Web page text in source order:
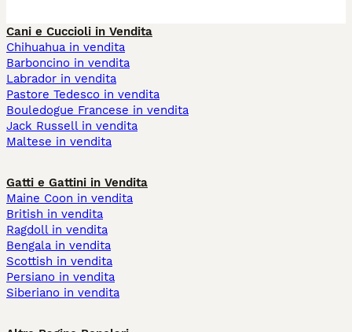
Cani e Cuccioli in Vendita
Chihuahua in vendita
Barboncino in vendita
Labrador in vendita
Pastore Tedesco in vendita
Bouledogue Francese in vendita
Jack Russell in vendita
Maltese in vendita
Gatti e Gattini in Vendita
Maine Coon in vendita
British in vendita
Ragdoll in vendita
Bengala in vendita
Scottish in vendita
Persiano in vendita
Siberiano in vendita